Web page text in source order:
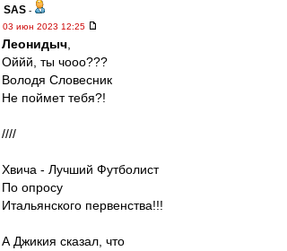
SAS -
03 июн 2023 12:25
Леонидыч
Оййй, ты чооо???
Володя Словесник
Не поймет тебя?!
////
Хвича - Лучший Футболист
По опросу
Итальянского первенства!!!
А Джикия сказал, что